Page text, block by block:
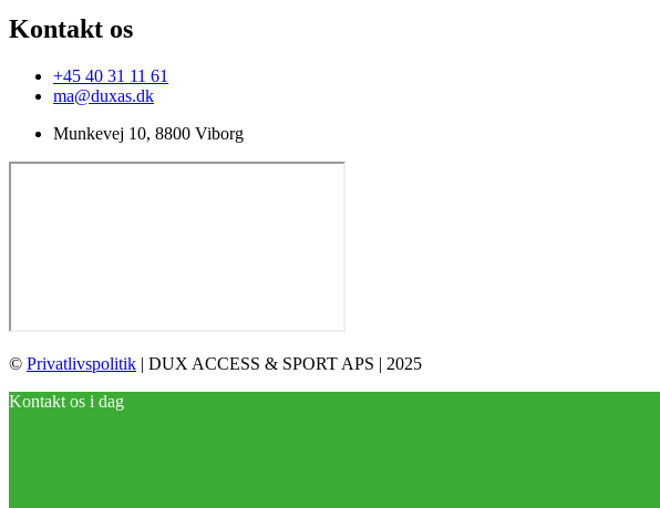
Kontakt os
+45 40 31 11 61
ma@duxas.dk
Munkevej 10, 8800 Viborg
© Privatlivspolitik | DUX ACCESS & SPORT APS | 2025
Kontakt os i dag